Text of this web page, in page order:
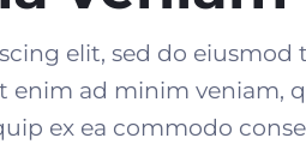
elit, sed do eiusmod
enim ad minim veniam,
ex ea commodo